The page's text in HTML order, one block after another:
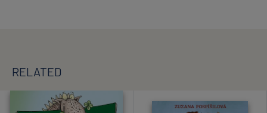
RELATED